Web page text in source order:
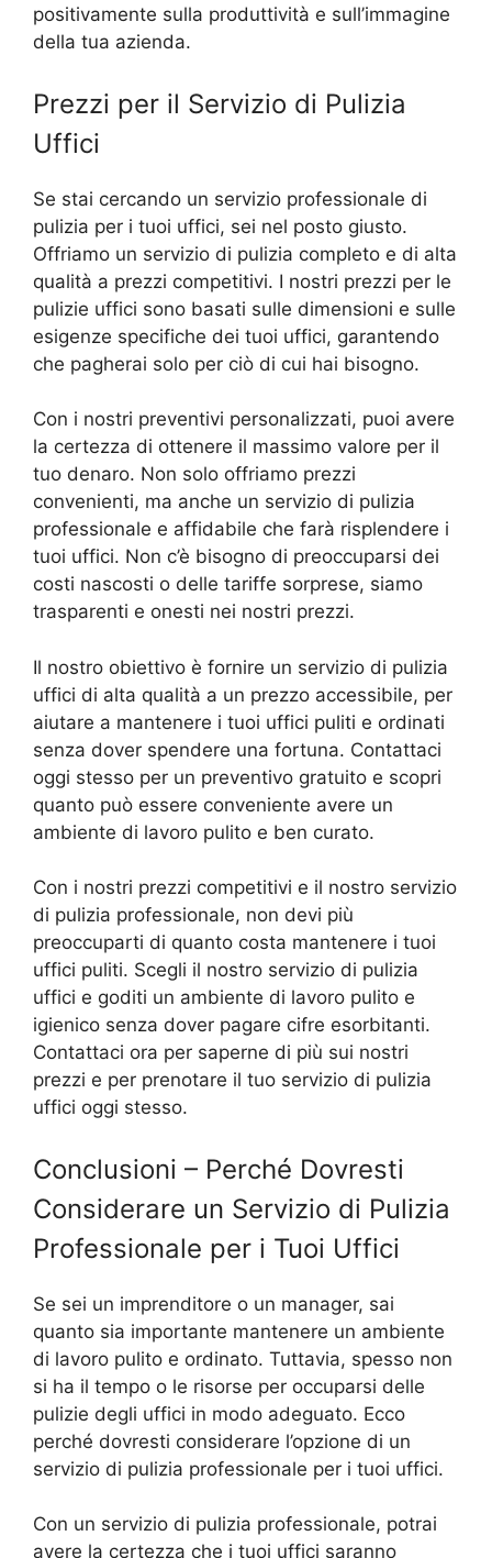
positivamente sulla produttività e sull’immagine
della tua azienda.
Prezzi per il Servizio di Pulizia
Uffici
Se stai cercando un servizio professionale di
pulizia per i tuoi uffici, sei nel posto giusto.
Offriamo un servizio di pulizia completo e di alta
qualità a prezzi competitivi. I nostri prezzi per le
pulizie uffici sono basati sulle dimensioni e sulle
esigenze specifiche dei tuoi uffici, garantendo
che pagherai solo per ciò di cui hai bisogno.
Con i nostri preventivi personalizzati, puoi avere
la certezza di ottenere il massimo valore per il
tuo denaro. Non solo offriamo prezzi
convenienti, ma anche un servizio di pulizia
professionale e affidabile che farà risplendere i
tuoi uffici. Non c’è bisogno di preoccuparsi dei
costi nascosti o delle tariffe sorprese, siamo
trasparenti e onesti nei nostri prezzi.
Il nostro obiettivo è fornire un servizio di pulizia
uffici di alta qualità a un prezzo accessibile, per
aiutare a mantenere i tuoi uffici puliti e ordinati
senza dover spendere una fortuna. Contattaci
oggi stesso per un preventivo gratuito e scopri
quanto può essere conveniente avere un
ambiente di lavoro pulito e ben curato.
Con i nostri prezzi competitivi e il nostro servizio
di pulizia professionale, non devi più
preoccuparti di quanto costa mantenere i tuoi
uffici puliti. Scegli il nostro servizio di pulizia
uffici e goditi un ambiente di lavoro pulito e
igienico senza dover pagare cifre esorbitanti.
Contattaci ora per saperne di più sui nostri
prezzi e per prenotare il tuo servizio di pulizia
uffici oggi stesso.
Conclusioni – Perché Dovresti
Considerare un Servizio di Pulizia
Professionale per i Tuoi Uffici
Se sei un imprenditore o un manager, sai
quanto sia importante mantenere un ambiente
di lavoro pulito e ordinato. Tuttavia, spesso non
si ha il tempo o le risorse per occuparsi delle
pulizie degli uffici in modo adeguato. Ecco
perché dovresti considerare l’opzione di un
servizio di pulizia professionale per i tuoi uffici.
Con un servizio di pulizia professionale, potrai
avere la certezza che i tuoi uffici saranno